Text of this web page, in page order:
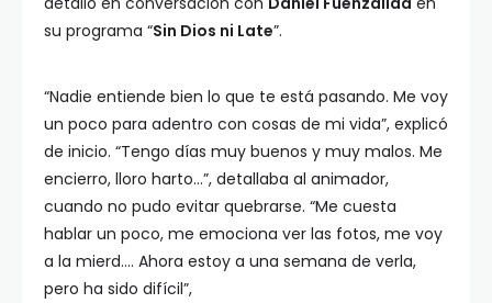
su programa “Sin Dios ni Late”.
“Nadie entiende bien lo que te está pasando. Me voy
un poco para adentro con cosas de mi vida”, explicó
de inicio. “Tengo días muy buenos y muy malos. Me
encierro, lloro harto…”, detallaba al animador,
cuando no pudo evitar quebrarse. “Me cuesta
hablar un poco, me emociona ver las fotos, me voy
a la mierd.… Ahora estoy a una semana de verla,
pero ha sido difícil”,